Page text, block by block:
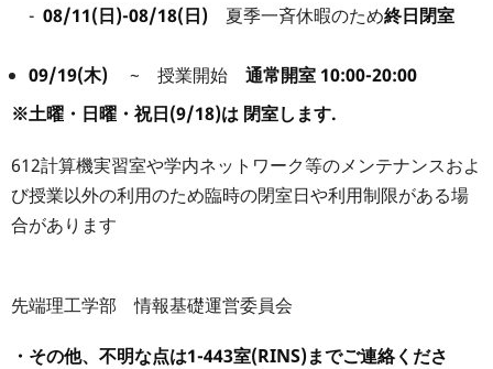
- 08/11(日)-08/18(日) 夏季一斉休暇のため終日閉室
09/19(木) ~ 授業開始 通常開室 10:00-20:00
※土曜・日曜・祝日(9/18)は 閉室します.
612計算機実習室や学内ネットワーク等のメンテナンスおよ
び授業以外の利用のため臨時の閉室日や利用制限がある場
合があります
先端理工学部 情報基礎運営委員会
・その他、不明な点は1-443室(RINS)までご連絡くださ